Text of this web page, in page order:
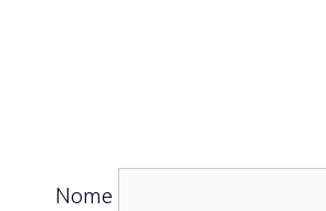
Nome